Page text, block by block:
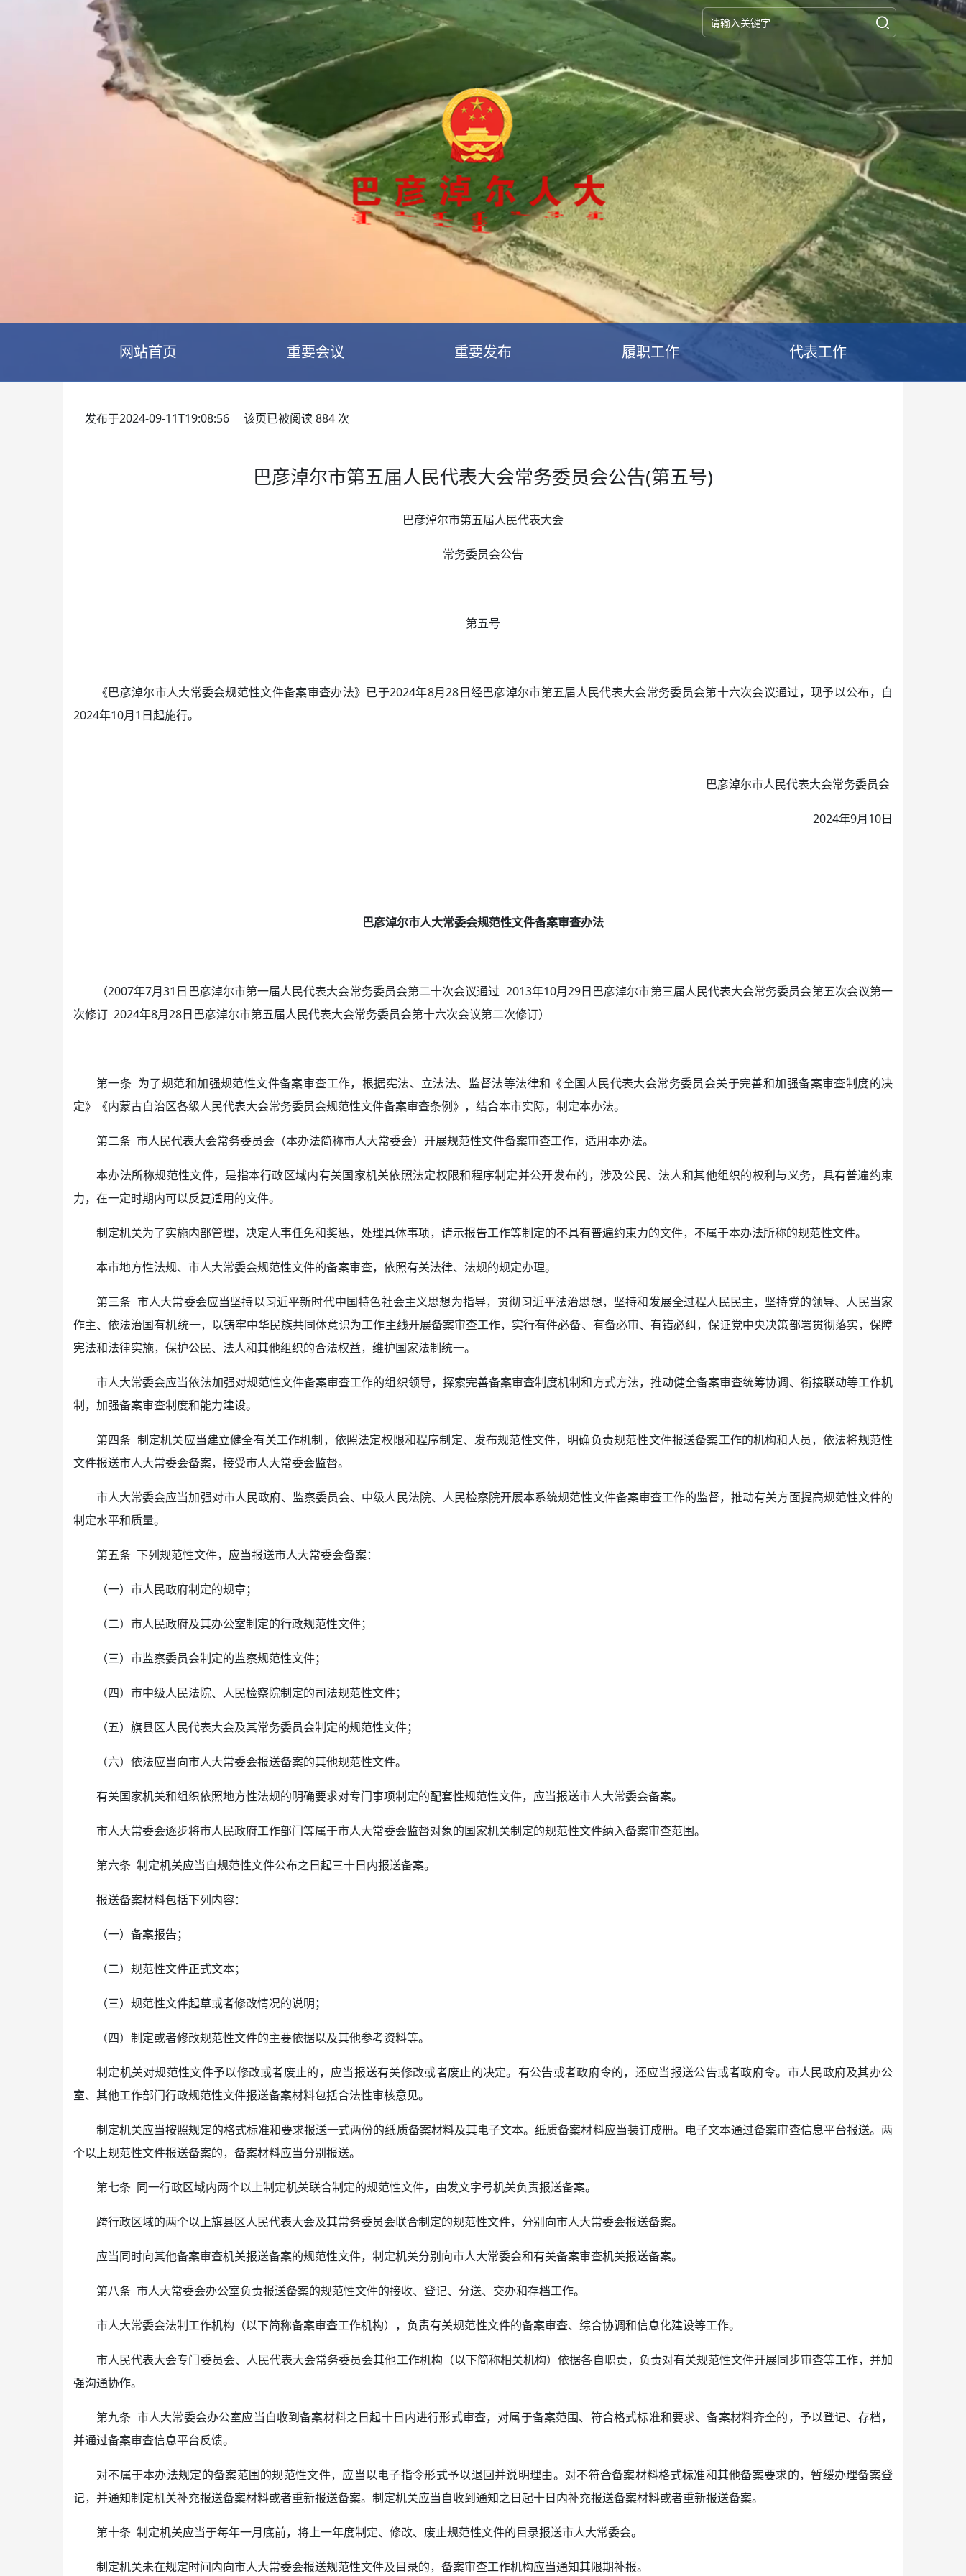
网站首页 重要会议 重要发布 履职工作 代表工作
发布于2024-09-11T19:08:56 该页已被阅读884 次
巴彦淖尔市第五届人民代表大会常务委员会公告(第五号)
巴彦淖尔市第五届人民代表大会
常务委员会公告
第五号
《巴彦淖尔市人大常委会规范性文件备案审查办法》已于2024年8月28日经巴彦淖尔市第五届人民代表大会常务委员会第十六次会议通过，现予以公布，自
2024年10月1日起施行。
巴彦淖尔市人民代表大会常务委员会
2024年9月10日
巴彦淖尔市人大常委会规范性文件备案审查办法
（2007年7月31日巴彦淖尔市第一届人民代表大会常务委员会第二十次会议通过 2013年10月29日巴彦淖尔市第三届人民代表大会常务委员会第五次会议第一
次修订 2024年8月28日巴彦淖尔市第五届人民代表大会常务委员会第十六次会议第二次修订）
第一条 为了规范和加强规范性文件备案审查工作，根据宪法、立法法、监督法等法律和《全国人民代表大会常务委员会关于完善和加强备案审查制度的决
定》《内蒙古自治区各级人民代表大会常务委员会规范性文件备案审查条例》，结合本市实际，制定本办法。
第二条 市人民代表大会常务委员会（本办法简称市人大常委会）开展规范性文件备案审查工作，适用本办法。
本办法所称规范性文件，是指本行政区域内有关国家机关依照法定权限和程序制定并公开发布的，涉及公民、法人和其他组织的权利与义务，具有普遍约束
力，在一定时期内可以反复适用的文件。
制定机关为了实施内部管理，决定人事任免和奖惩，处理具体事项，请示报告工作等制定的不具有普遍约束力的文件，不属于本办法所称的规范性文件。
本市地方性法规、市人大常委会规范性文件的备案审查，依照有关法律、法规的规定办理。
第三条 市人大常委会应当坚持以习近平新时代中国特色社会主义思想为指导，贯彻习近平法治思想，坚持和发展全过程人民民主，坚持党的领导、人民当家
作主、依法治国有机统一，以铸牢中华民族共同体意识为工作主线开展备案审查工作，实行有件必备、有备必审、有错必纠，保证党中央决策部署贯彻落实，保障
宪法和法律实施，保护公民、法人和其他组织的合法权益，维护国家法制统一。
市人大常委会应当依法加强对规范性文件备案审查工作的组织领导，探索完善备案审查制度机制和方式方法，推动健全备案审查统筹协调、衔接联动等工作机
制，加强备案审查制度和能力建设。
第四条 制定机关应当建立健全有关工作机制，依照法定权限和程序制定、发布规范性文件，明确负责规范性文件报送备案工作的机构和人员，依法将规范性
文件报送市人大常委会备案，接受市人大常委会监督。
市人大常委会应当加强对市人民政府、监察委员会、中级人民法院、人民检察院开展本系统规范性文件备案审查工作的监督，推动有关方面提高规范性文件的
制定水平和质量。
第五条 下列规范性文件，应当报送市人大常委会备案：
（一）市人民政府制定的规章；
（二）市人民政府及其办公室制定的行政规范性文件；
（三）市监察委员会制定的监察规范性文件；
（四）市中级人民法院、人民检察院制定的司法规范性文件；
（五）旗县区人民代表大会及其常务委员会制定的规范性文件；
（六）依法应当向市人大常委会报送备案的其他规范性文件。
有关国家机关和组织依照地方性法规的明确要求对专门事项制定的配套性规范性文件，应当报送市人大常委会备案。
市人大常委会逐步将市人民政府工作部门等属于市人大常委会监督对象的国家机关制定的规范性文件纳入备案审查范围。
第六条 制定机关应当自规范性文件公布之日起三十日内报送备案。
报送备案材料包括下列内容：
（一）备案报告；
（二）规范性文件正式文本；
（三）规范性文件起草或者修改情况的说明；
（四）制定或者修改规范性文件的主要依据以及其他参考资料等。
制定机关对规范性文件予以修改或者废止的，应当报送有关修改或者废止的决定。有公告或者政府令的，还应当报送公告或者政府令。市人民政府及其办公
室、其他工作部门行政规范性文件报送备案材料包括合法性审核意见。
制定机关应当按照规定的格式标准和要求报送一式两份的纸质备案材料及其电子文本。纸质备案材料应当装订成册。电子文本通过备案审查信息平台报送。两
个以上规范性文件报送备案的，备案材料应当分别报送。
第七条 同一行政区域内两个以上制定机关联合制定的规范性文件，由发文字号机关负责报送备案。
跨行政区域的两个以上旗县区人民代表大会及其常务委员会联合制定的规范性文件，分别向市人大常委会报送备案。
应当同时向其他备案审查机关报送备案的规范性文件，制定机关分别向市人大常委会和有关备案审查机关报送备案。
第八条 市人大常委会办公室负责报送备案的规范性文件的接收、登记、分送、交办和存档工作。
市人大常委会法制工作机构（以下简称备案审查工作机构），负责有关规范性文件的备案审查、综合协调和信息化建设等工作。
市人民代表大会专门委员会、人民代表大会常务委员会其他工作机构（以下简称相关机构）依据各自职责，负责对有关规范性文件开展同步审查等工作，并加
强沟通协作。
第九条 市人大常委会办公室应当自收到备案材料之日起十日内进行形式审查，对属于备案范围、符合格式标准和要求、备案材料齐全的，予以登记、存档，
并通过备案审查信息平台反馈。
对不属于本办法规定的备案范围的规范性文件，应当以电子指令形式予以退回并说明理由。对不符合备案材料格式标准和其他备案要求的，暂缓办理备案登
记，并通知制定机关补充报送备案材料或者重新报送备案。制定机关应当自收到通知之日起十日内补充报送备案材料或者重新报送备案。
第十条 制定机关应当于每年一月底前，将上一年度制定、修改、废止规范性文件的目录报送市人大常委会。
制定机关未在规定时间内向市人大常委会报送规范性文件及目录的，备案审查工作机构应当通知其限期补报。